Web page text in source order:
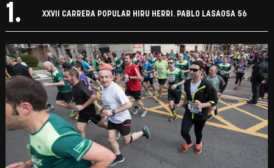
1. XXVII CARRERA POPULAR HIRU HERRI. PABLO LASAOSA 56